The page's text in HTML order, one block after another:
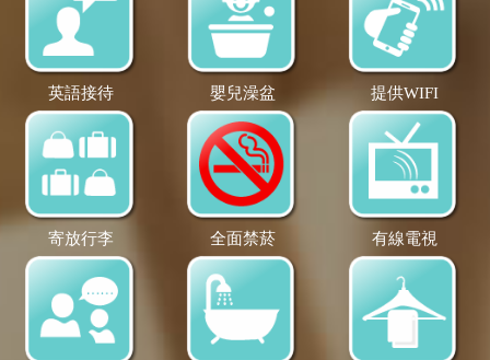
英語接待 嬰兒澡盆 提供WIFI
寄放行李 全面禁菸 有線電視